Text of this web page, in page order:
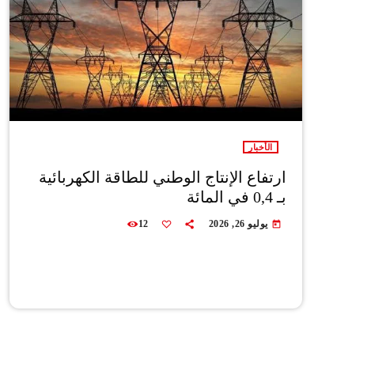
الأخبار
ارتفاع الإنتاج الوطني للطاقة الكهربائية
بـ 0,4 في المائة
today يوليو 26, 2026 12